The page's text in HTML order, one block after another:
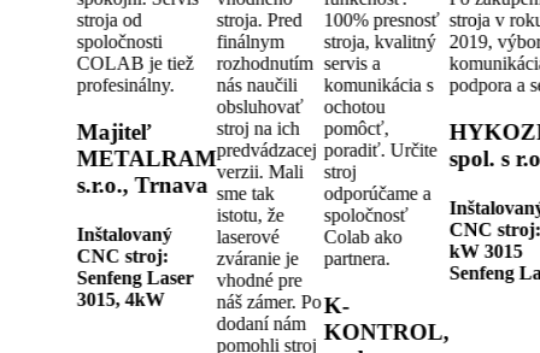
stroja od
spoločnosti
COLAB je tiež
profesinálny.
Majiteľ
METALRAM
s.r.o., Trnava
Inštalovaný
CNC stroj:
Senfeng Laser
3015, 4kW
stroja. Pred
finálnym
rozhodnutím
nás naučili
obsluhovať
stroj na ich
predvádzacej
verzii. Mali
sme tak
istotu, že
laserové
zváranie je
vhodné pre
náš zámer. Po
dodaní nám
pomohli stroj
100% presnosť
stroja, kvalitný
servis a
komunikácia s
ochotou
pomôcť,
poradiť. Určite
stroj
odporúčame a
spoločnosť
Colab ako
partnera.
K-
KONTROL,
stroja v
2019,
podpora a
spol. s
CNC stroj:
kW 3015
Senfeng